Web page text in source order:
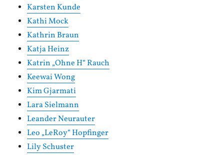
Karsten Kunde
Kathi Mock
Kathrin Braun
Katja Heinz
Katrin „Ohne H“ Rauch
Keewai Wong
Kim Gjarmati
Lara Sielmann
Leander Neurauter
Leo „LeRoy“ Hopfinger
Lily Schuster